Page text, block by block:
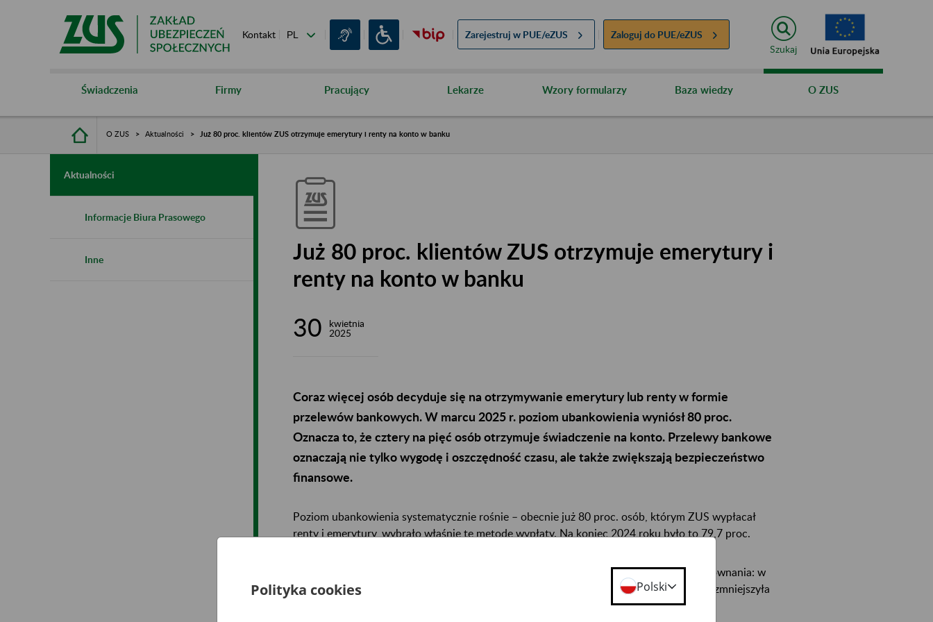
Kontakt Zarejestruj w PUE/eZUS Zaloguj do PUE/eZUS
Szukaj
Świadczenia Firmy Pracujący Lekarze Wzory formularzy Baza wiedzy O ZUS
O ZUS Aktualności Już 80 proc. klientów ZUS otrzymuje emerytury i renty na konto w banku
Aktualności
Informacje Biura Prasowego
Inne
Już 80 proc. klientów ZUS otrzymuje emerytury i
renty na konto w banku
30
kwietnia
2025
Coraz więcej osób decyduje się na otrzymywanie emerytury lub renty w formie
przelewów bankowych. W marcu 2025 r. poziom ubankowienia wyniósł 80 proc.
Oznacza to, że cztery na pięć osób otrzymuje świadczenie na konto. Przelewy bankowe
oznaczają nie tylko wygodę i oszczędność czasu, ale także zwiększają bezpieczeństwo
finansowe.
Poziom ubankowienia systematycznie rośnie – obecnie już 80 proc. osób, którym ZUS wypłacał
renty i emerytury, wybrało właśnie tę metodę wypłaty. Na koniec 2024 roku było to 79,7 proc.
Gotówkowa forma wypłaty, czyli przekaz pocztowy, powoli traci na znaczeniu. Dla porównania: w
grudniu 2020 r. ZUS przekazał pocztą 2,2 mln świadczeń, natomiast w 2024 r. liczba ta zmniejszyła
Polityka cookies Polski